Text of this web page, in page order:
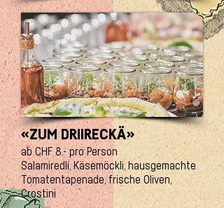
«ZUM DRIIRECKÄ»
ab CHF 8.- pro Person
Salamiredli, Käsemöckli, hausgemachte
Tomatentapenade, frische Oliven,
Crostini